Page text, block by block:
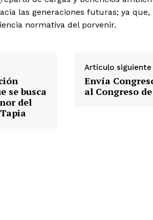
las generaciones futuras; ya
normativa del porvenir.
se busca
del
Artículo siguiente
Envía
al Congreso